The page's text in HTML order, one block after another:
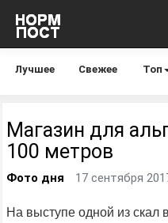
Лучшее Свежее Топ
Магазин для
100 метров
Фото дня 17 сентября
На выступе одной из скал